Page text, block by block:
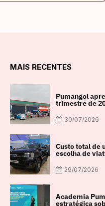
MAIS RECENTES
Pumangol
trimestre de
30/07/2026
Custo total de
escolha de
29/07/2026
Academia
estratégica